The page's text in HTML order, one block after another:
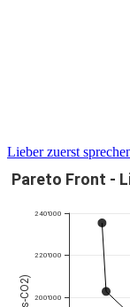
Lieber zuerst